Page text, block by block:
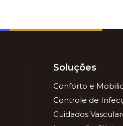
Soluções
Conforto e
Controle de
Cuidados